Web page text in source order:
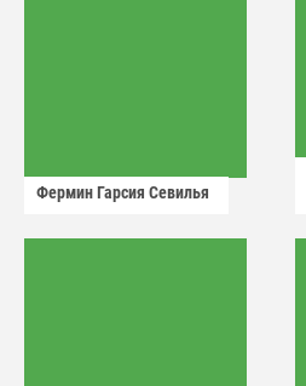
Фермин Гарсия Севилья